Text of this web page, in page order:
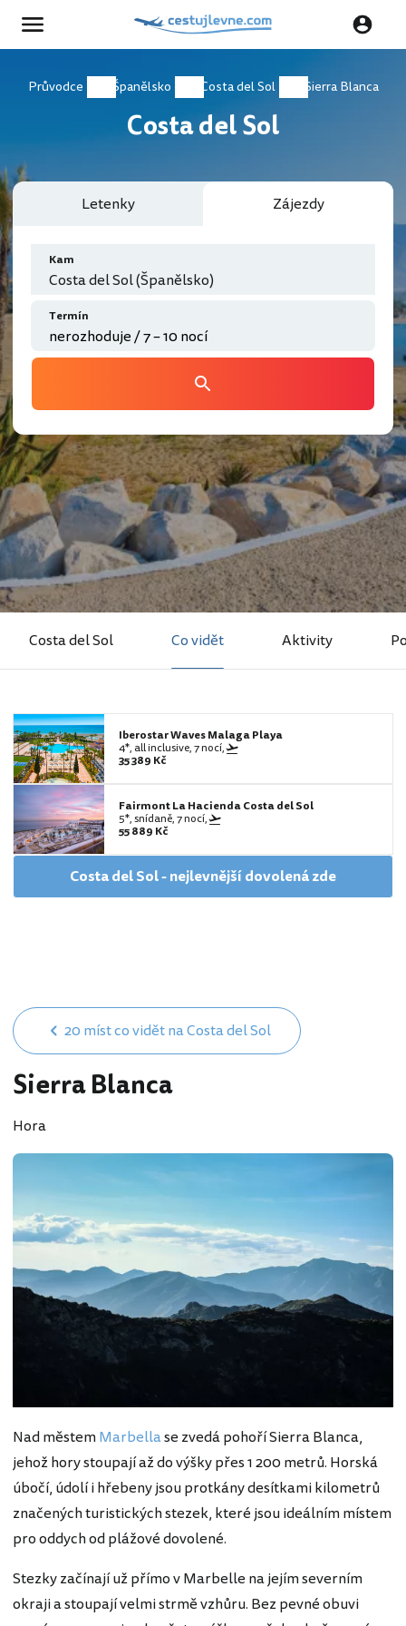
Průvodce Španělsko Costa del Sol Sierra Blanca
Costa del Sol
Letenky Zájezdy
Kam
Costa del Sol (Španělsko)
Termín
Costa del Sol Co vidět Aktivity
Iberostar Waves Malaga Playa
4*, all inclusive, 7 nocí,
35 389 Kč
Fairmont La Hacienda Costa del Sol
5*, snídaně, 7 nocí,
55 889 Kč
Costa del Sol - nejlevnější dovolená zde
20 míst co vidět na Costa del Sol
Sierra Blanca
Hora
Nad městemMarbellase zvedá pohoří Sierra Blanca,
jehož hory stoupají až do výšky přes 1 200 metrů. Horská
úbočí, údolí i hřebeny jsou protkány desítkami kilometrů
značených turistických stezek, které jsou ideálním místem
pro oddych od plážové dovolené.
Stezky začínají už přímo v Marbelle na jejím severním
okraji a stoupají velmi strmě vzhůru. Bez pevné obuvi